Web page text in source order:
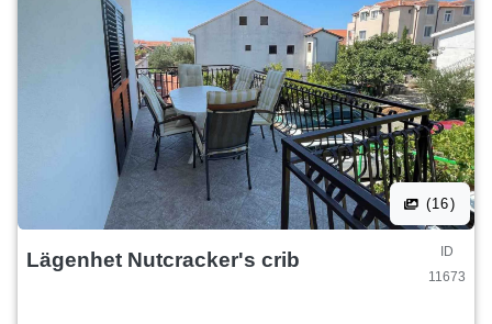
(16)
Lägenhet Nutcracker's crib
ID
11673